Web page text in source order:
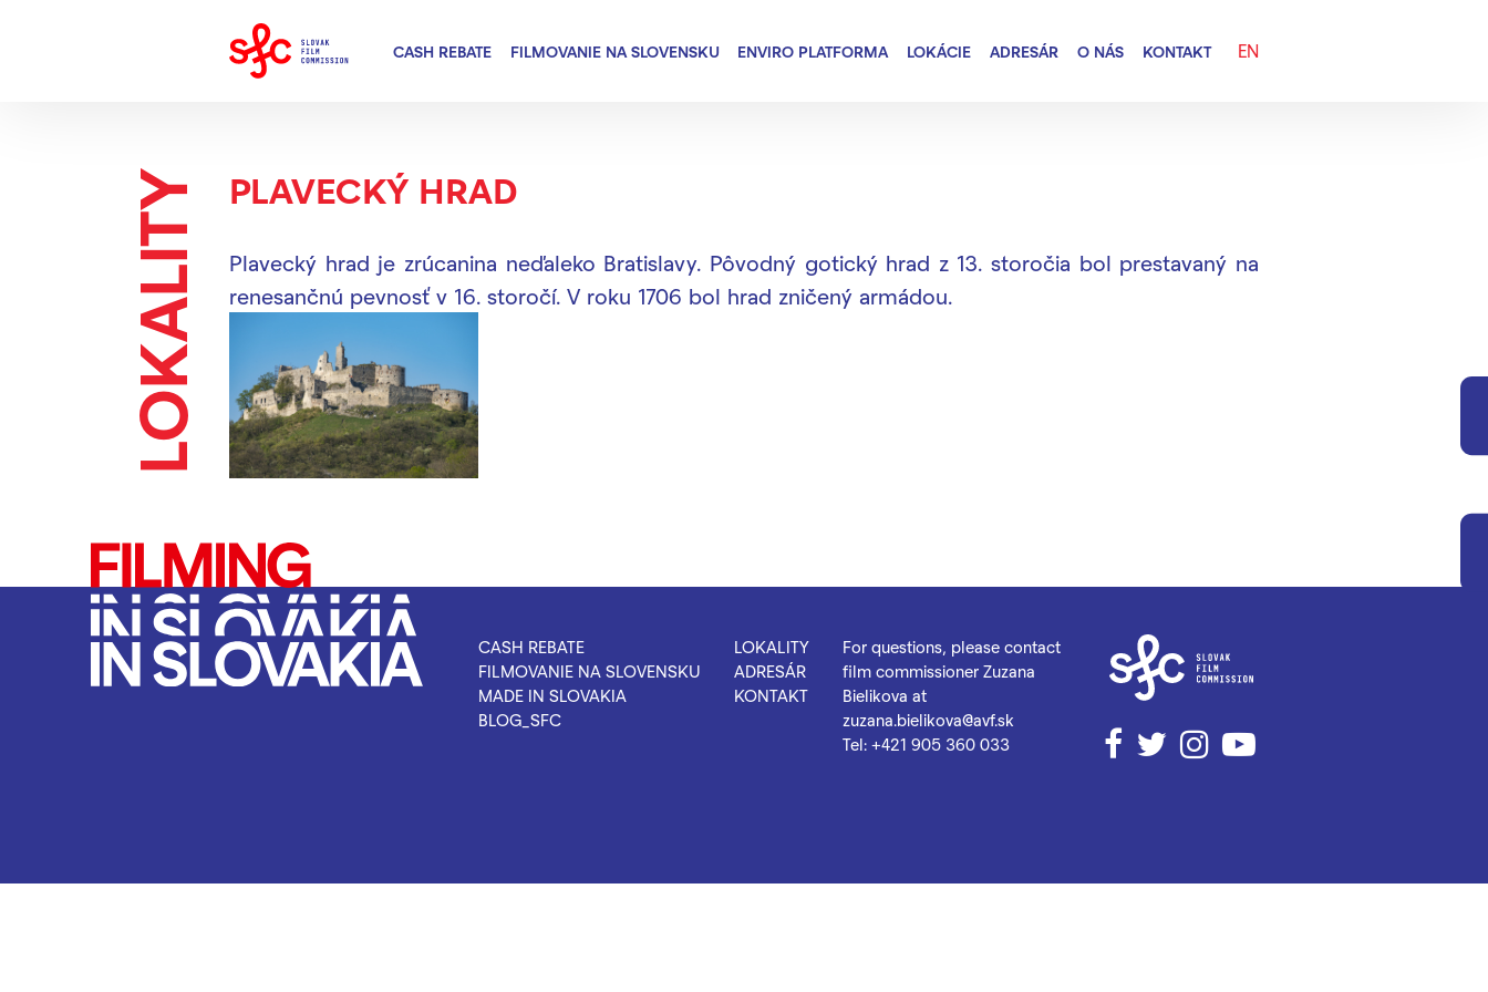
CASH REBATE FILMOVANIE NA SLOVENSKU ENVIRO PLATFORMA LOKÁCIE ADRESÁR O NÁS KONTAKT EN
LOKALITY PLAVECKÝ HRAD
Plavecký hrad je zrúcanina neďaleko Bratislavy. Pôvodný gotický hrad z 13. storočia bol prestavaný na
renesančnú pevnosť v 16. storočí. V roku 1706 bol hrad zničený armádou.
CASH REBATE
FILMOVANIE NA SLOVENSKU
MADE IN SLOVAKIA
BLOG_SFC
LOKALITY
ADRESÁR
KONTAKT
For questions, please contact
film commissioner Zuzana
Bielikova at
zuzana.bielikova@avf.sk
Tel: +421 905 360 033 Facebook
TwitterInstagramYouTube